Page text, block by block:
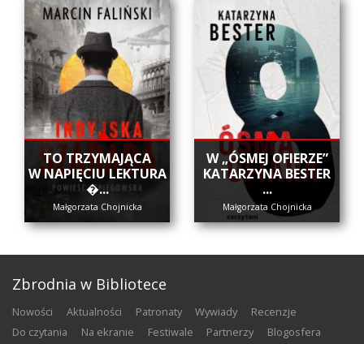
​TO TRZYMAJĄCA
W NAPIĘCIU LEKTURA
�...
Małgorzata Chojnicka
W „ÓSMEJ OFIERZE”
KATARZYNA BESTER
...
Małgorzata Chojnicka
Zbrodnia w Bibliotece
nowości aktualności patronaty wywiady
recenzje
do czytania
na ekranie festiwale partnerzy blogosfera